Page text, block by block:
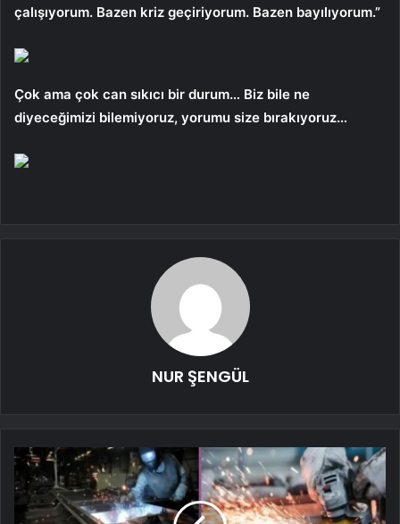
çalışıyorum. Bazen kriz geçiriyorum. Bazen bayılıyorum.”
Çok ama çok can sıkıcı bir durum… Biz bile ne
diyeceğimizi bilemiyoruz, yorumu size bırakıyoruz…
NUR ŞENGÜL